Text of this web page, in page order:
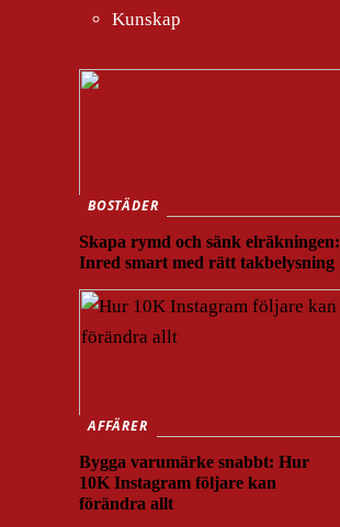
Kunskap
BOSTÄDER
Skapa rymd och sänk elräkningen:
Inred smart med rätt takbelysning
AFFÄRER
Bygga varumärke snabbt: Hur
10K Instagram följare kan
förändra allt